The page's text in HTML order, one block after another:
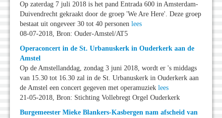
Op zaterdag 7 juli 2018 is het pand Entrada 600 in Amsterdam-
Duivendrecht gekraakt door de groep 'We Are Here'. Deze groep
bestaat uit ongeveer 30 tot 40 personen lees
08-07-2018, Bron: Ouder-Amstel/AT5
Operaconcert in de St. Urbanuskerk in Ouderkerk aan de
Amstel
Op de Amstellanddag, zondag 3 juni 2018, wordt er 's middags
van 15.30 tot 16.30 zal in de St. Urbanuskerk in Ouderkerk aan
de Amstel een concert gegeven met operamuziek lees
21-05-2018, Bron: Stichting Vollebregt Orgel Ouderkerk
Burgemeester Mieke Blankers-Kasbergen nam afscheid van